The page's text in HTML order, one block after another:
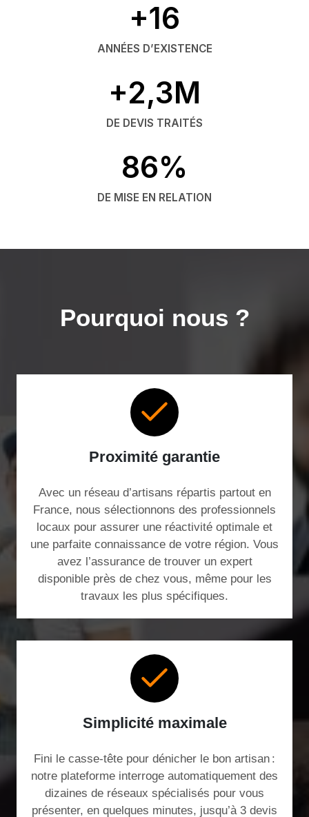
+16
ANNÉES D’EXISTENCE
+2,3M
DE DEVIS TRAITÉS
86%
DE MISE EN RELATION
Pourquoi nous ?
Proximité garantie
Avec un réseau d’artisans répartis partout en
France, nous sélectionnons des professionnels
locaux pour assurer une réactivité optimale et
une parfaite connaissance de votre région. Vous
avez l’assurance de trouver un expert
disponible près de chez vous, même pour les
travaux les plus spécifiques.
Simplicité maximale
Fini le casse-tête pour dénicher le bon artisan :
notre plateforme interroge automatiquement des
dizaines de réseaux spécialisés pour vous
présenter, en quelques minutes, jusqu’à 3 devis